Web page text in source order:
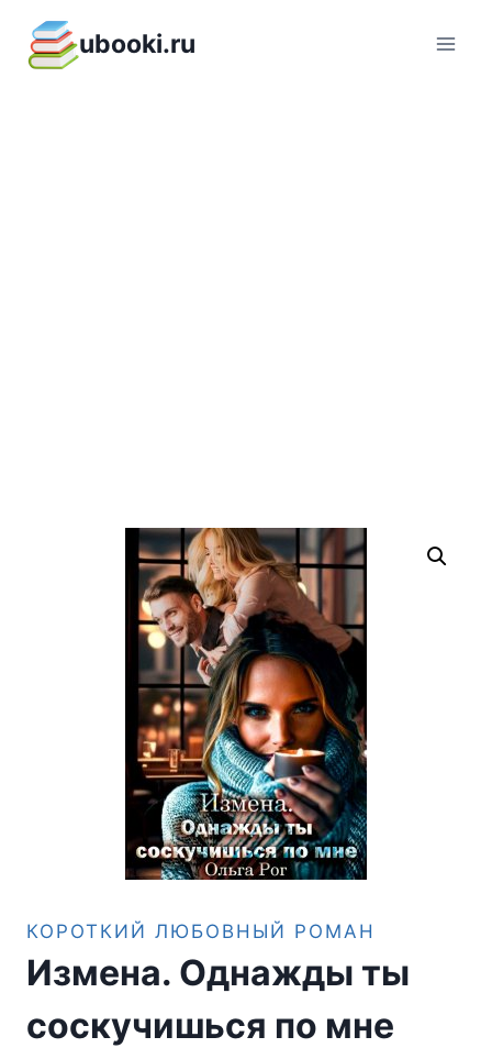
содержимому
ubooki.ru
КОРОТКИЙ ЛЮБОВНЫЙ РОМАН
Измена. Однажды ты
соскучишься по мне